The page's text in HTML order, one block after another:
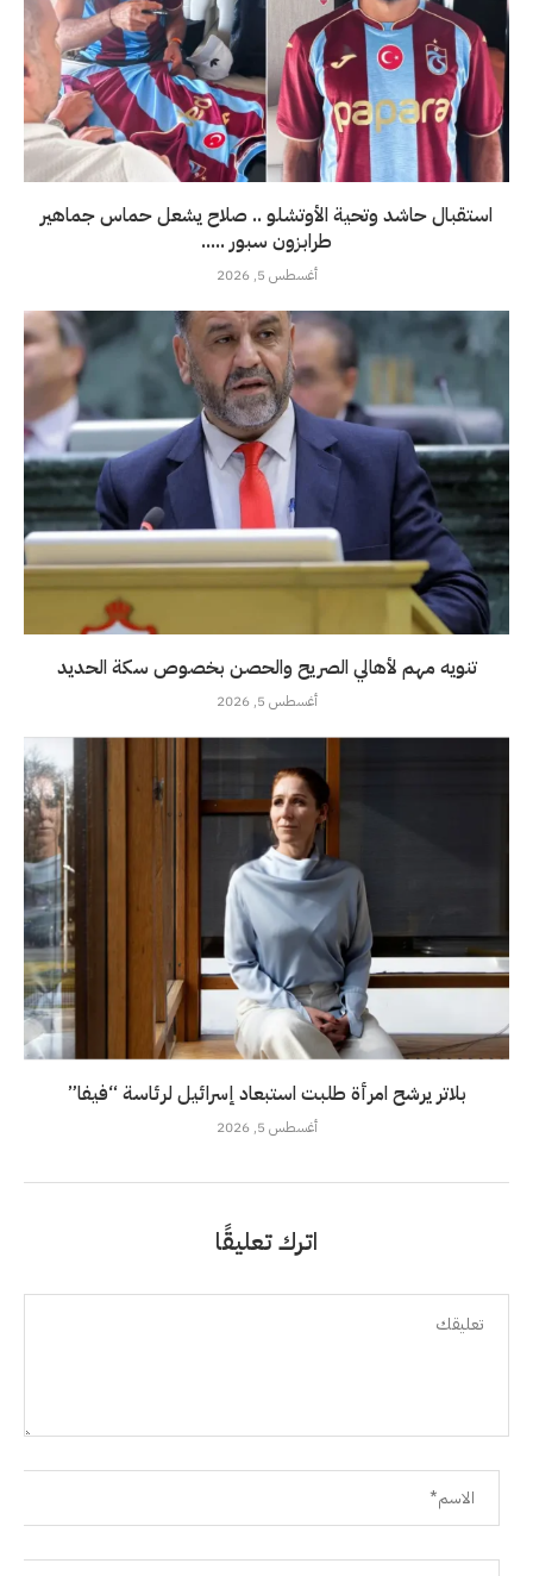
استقبال حاشد وتحية الأوتشلو .. صلاح يشعل حماس جماهير
طرابزون سبور .....
أغسطس 5, 2026
تنويه مهم لأهالي الصريح والحصن بخصوص سكة الحديد
أغسطس 5, 2026
بلاتر يرشح امرأة طلبت استبعاد إسرائيل لرئاسة “فيفا”
أغسطس 5, 2026
اترك تعليقًا